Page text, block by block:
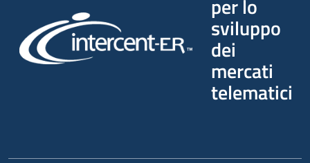
per lo
sviluppo
dei
mercati
telematici